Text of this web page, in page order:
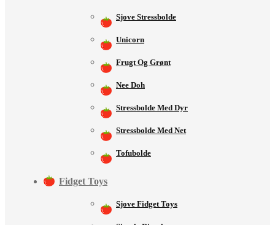
Sjove Stressbolde
Unicorn
Frugt Og Grønt
Nee Doh
Stressbolde Med Dyr
Stressbolde Med Net
Tofubolde
Fidget Toys
Sjove Fidget Toys